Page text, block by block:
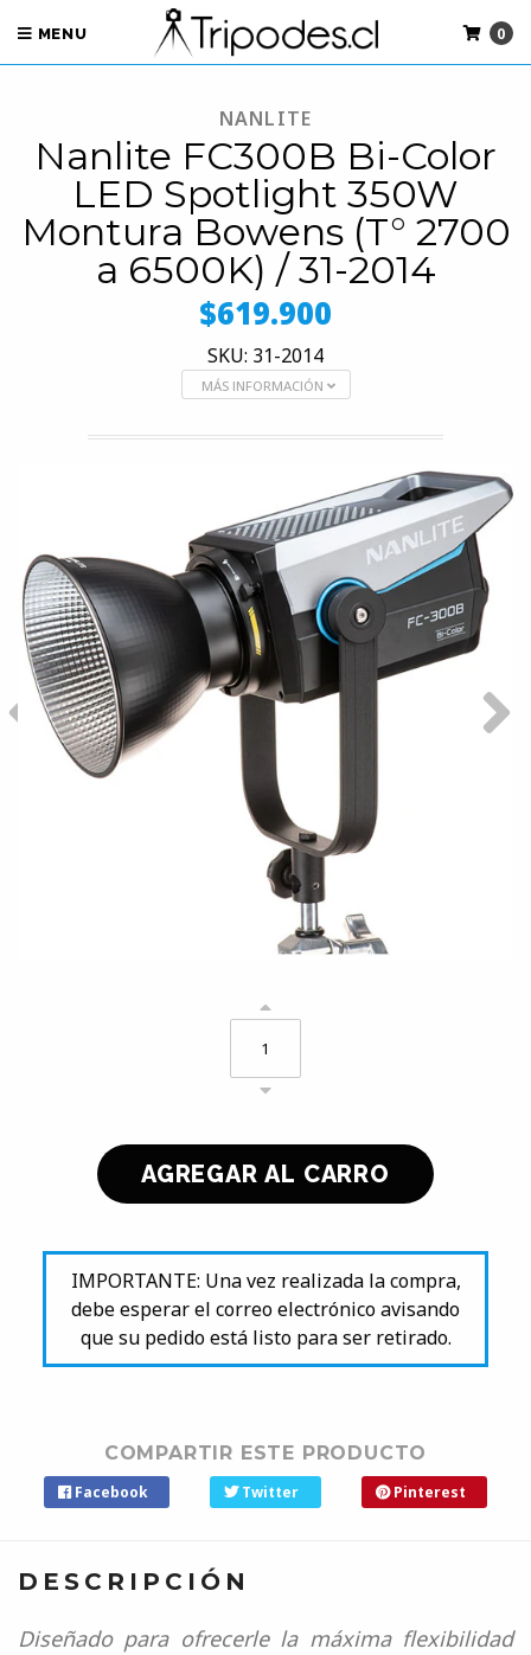
MENU 0
NANLITE
Nanlite FC300B Bi-Color
LED Spotlight 350W
Montura Bowens (T° 2700
a 6500K) / 31-2014
$619.900
SKU: 31-2014
MÁS INFORMACIÓN
IMPORTANTE: Una vez realizada la compra,
debe esperar el correo electrónico avisando
que su pedido está listo para ser retirado.
COMPARTIR ESTE PRODUCTO
Facebook Twitter Pinterest
DESCRIPCIÓN
Diseñado para ofrecerle la máxima flexibilidad